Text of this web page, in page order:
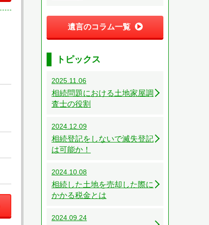
遺言のコラム一覧
トピックス
2025.11.06
相続問題における土地家屋調
査士の役割
2024.12.09
相続登記をしないで滅失登記
は可能か！
2024.10.08
相続した土地を売却した際に
かかる税金とは
2024.09.24